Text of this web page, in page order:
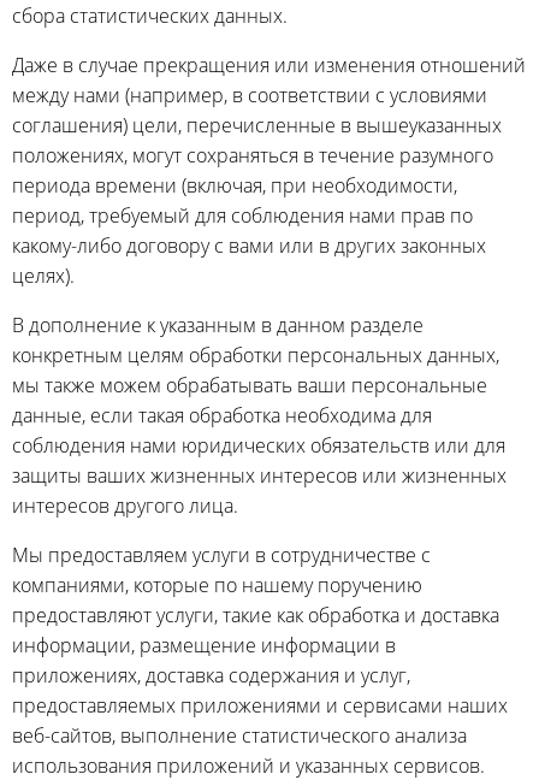
сбора статистических данных.
Даже в случае прекращения или изменения отношений
между нами (например, в соответствии с условиями
соглашения) цели, перечисленные в вышеуказанных
положениях, могут сохраняться в течение разумного
периода времени (включая, при необходимости,
период, требуемый для соблюдения нами прав по
какому-либо договору с вами или в других законных
целях).
В дополнение к указанным в данном разделе
конкретным целям обработки персональных данных,
мы также можем обрабатывать ваши персональные
данные, если такая обработка необходима для
соблюдения нами юридических обязательств или для
защиты ваших жизненных интересов или жизненных
интересов другого лица.
Мы предоставляем услуги в сотрудничестве с
компаниями, которые по нашему поручению
предоставляют услуги, такие как обработка и доставка
информации, размещение информации в
приложениях, доставка содержания и услуг,
предоставляемых приложениями и сервисами наших
веб-сайтов, выполнение статистического анализа
использования приложений и указанных сервисов.